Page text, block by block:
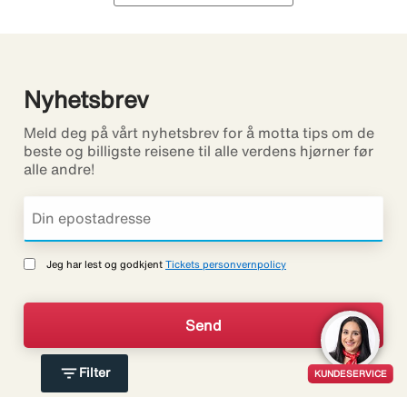
filter_list Filter
Nyhetsbrev
Meld deg på vårt nyhetsbrev for å motta tips om de
beste og billigste reisene til alle verdens hjørner før
alle andre!
Jeg har lest og godkjent Tickets personvernpolicy
KUNDESERVICE